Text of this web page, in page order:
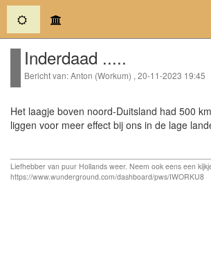
(current)
Inderdaad .....
Bericht van: Anton (Workum) , 20-11-2023 19:45
Het laagje boven noord-Duitsland had 500
liggen voor meer effect bij ons in de lage
Liefhebber van puur Hollands weer. Neem ook eens een
https://www.wunderground.com/dashboard/pws/IWORKU8